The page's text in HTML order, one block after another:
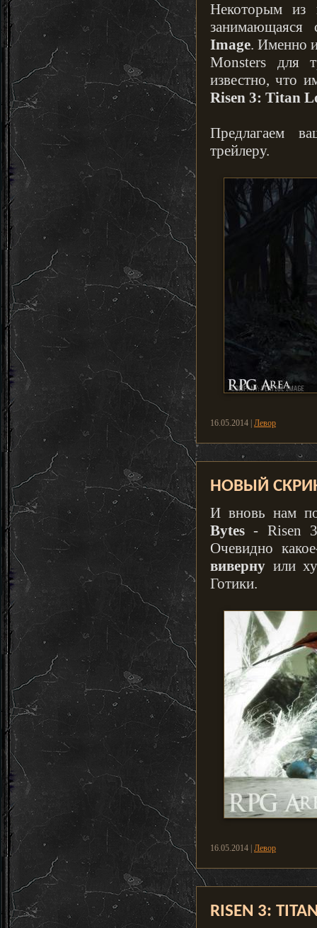
Некоторым из
Image. Именно
Monsters для
известно, что
Risen 3: Titan
Предлагаем
трейлеру.
16.05.2014 | Левор
НОВЫЙ
И вновь нам
Bytes - Risen
Очевидно
виверну или
Готики.
16.05.2014 | Левор
RISEN 3: